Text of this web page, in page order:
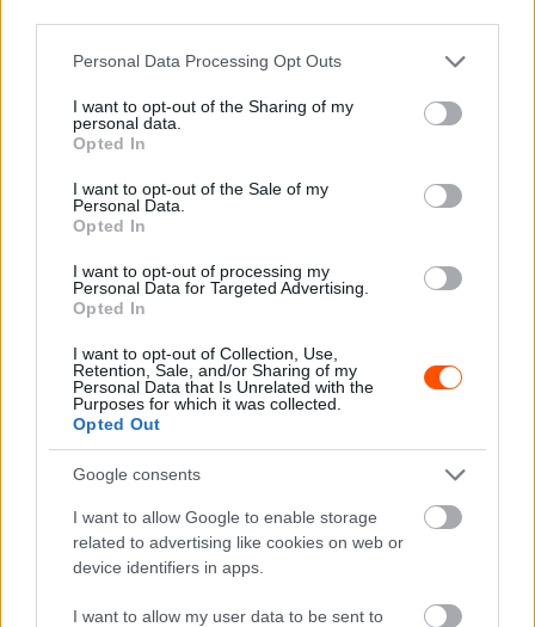
Please note that this website/app uses one or more Google
not limited to your visit or usage behaviour. You may click to
grant or deny consent to Google and its third-party tags to
use your data for below specified purposes in below Google
consent section.
Personal Data Processing Opt Outs
I want to opt-out of the Sharing of my
personal data.
Opted In
I want to opt-out of the Sale of my
Personal Data.
Opted In
I want to opt-out of processing my
Personal Data for Targeted Advertising.
Opted In
I want to opt-out of Collection, Use,
Retention, Sale, and/or Sharing of my
Personal Data that Is Unrelated with the
Purposes for which it was collected.
Opted Out
Google consents
I want to allow Google to enable storage
related to advertising like cookies on web or
device identifiers in apps.
I want to allow my user data to be sent to
A Ferrari nem akarta, hogy Hamilton
Leclerc segítésére
Bognár Viktor - 2025. szeptember 7.